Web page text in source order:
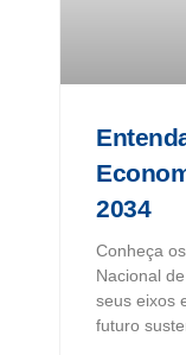
2034
Conheça
Nacional
seus eixos
futuro